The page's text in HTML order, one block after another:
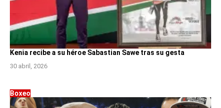
Kenia recibe a su héroe Sabastian Sawe tras su gesta
30 abril, 2026
Boxeo